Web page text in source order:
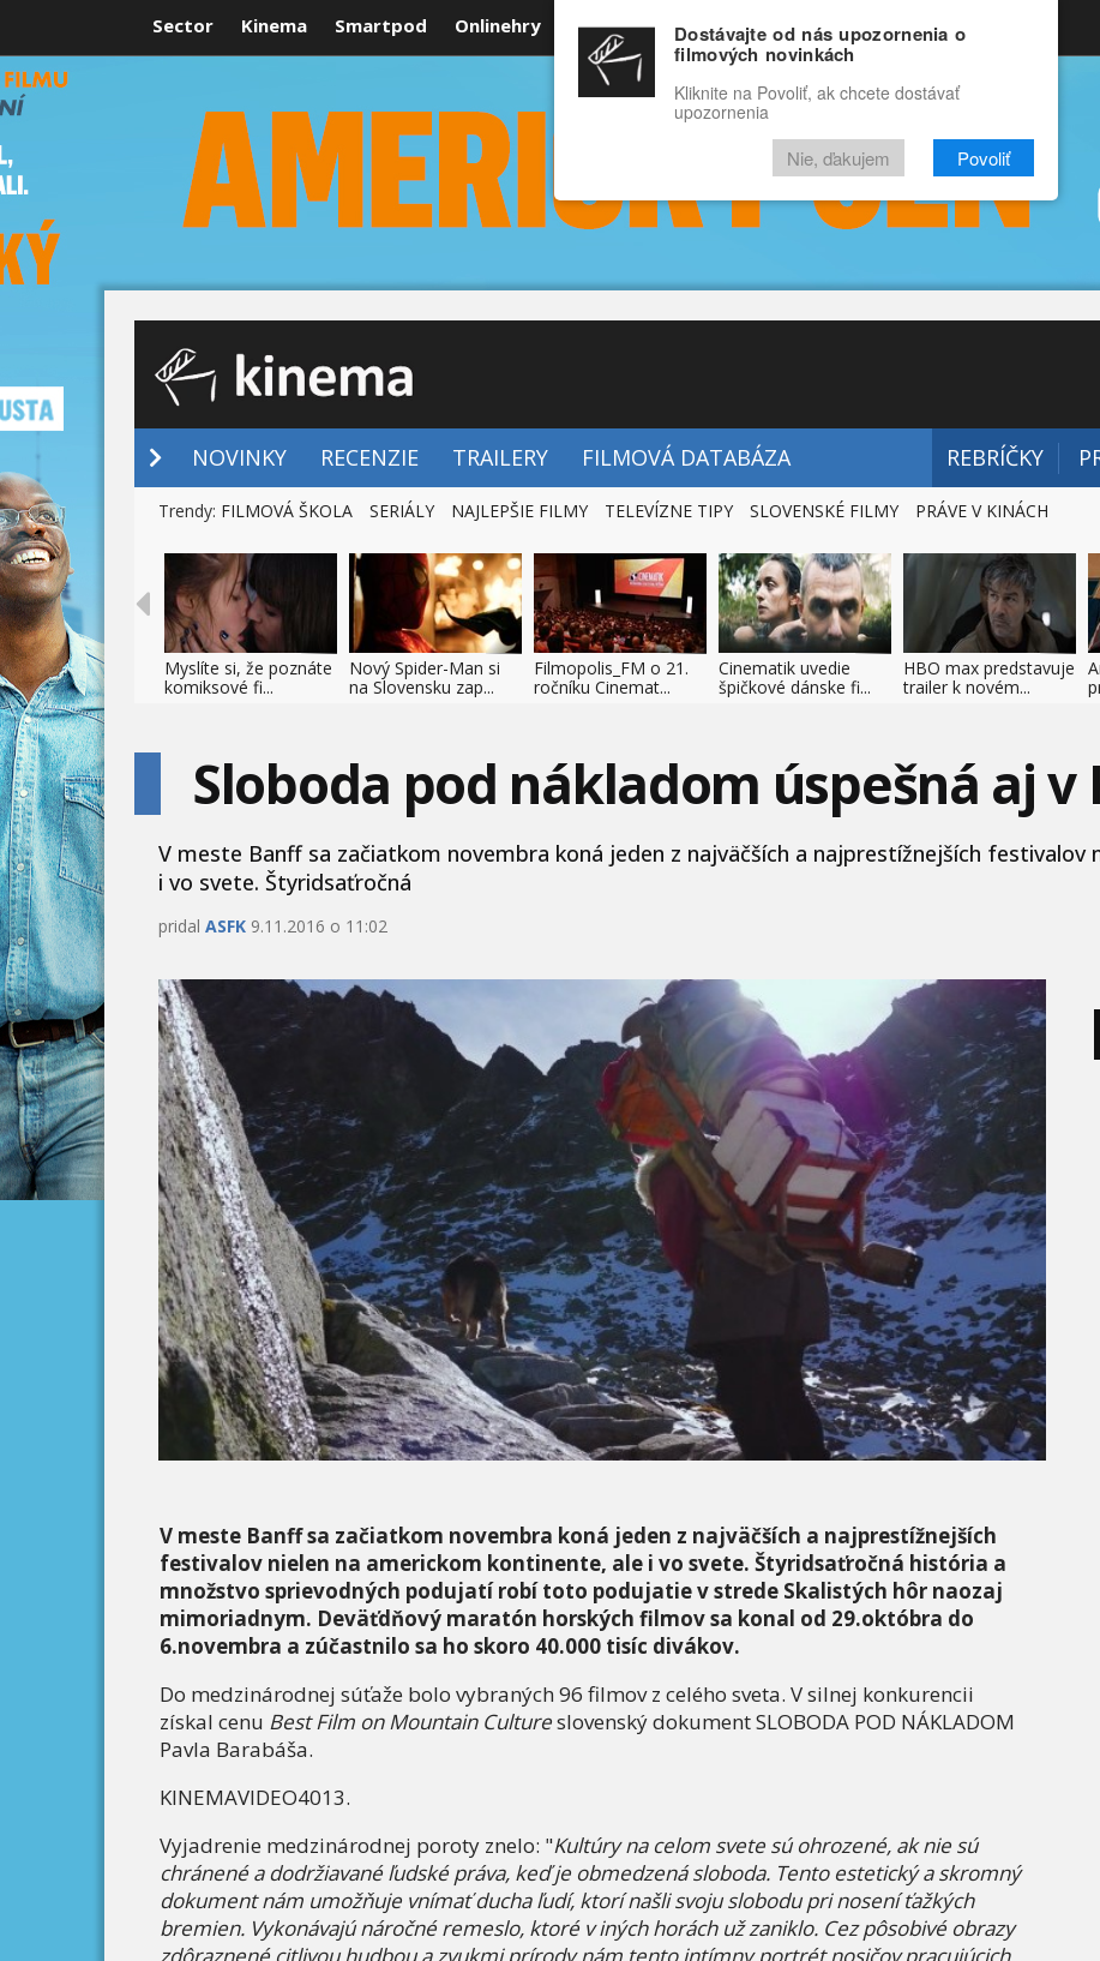
Sector Kinema Smartpod Onlinehry Rozprávky Funny Docu
RECENZIE VIDEÁ FILMY
NOVINKY RECENZIE TRAILERY FILMOVÁ DATABÁZA REBRÍČKY
Trendy: FILMOVÁ ŠKOLA SERIÁLY NAJLEPŠIE FILMY TELEVÍZNE TIPY SLOVENSKÉ FILMY PRÁVE V KINÁCH
Myslíte si, že poznáte
komiksové fi...
Nový Spider-Man si
na Slovensku zap...
Filmopolis_FM o 21.
ročníku Cinemat...
Cinematik uvedie
špičkové dánske fi...
HBO max predstavuje
trailer k novém...
Sloboda pod nákladom úspešná aj v
V meste Banff sa začiatkom novembra koná jeden z najväčších a najprestížnejších festivalov
i vo svete. Štyridsaťročná
pridal ASFK 9.11.2016 o 11:02
V meste Banff sa začiatkom novembra koná jeden z najväčších a najprestížnejších
festivalov nielen na americkom kontinente, ale i vo svete. Štyridsaťročná história a
množstvo sprievodných podujatí robí toto podujatie v strede Skalistých hôr naozaj
mimoriadnym. Deväťdňový maratón horských filmov sa konal od 29.októbra do
6.novembra a zúčastnilo sa ho skoro 40.000 tisíc divákov.
Do medzinárodnej súťaže bolo vybraných 96 filmov z celého sveta. V silnej konkurencii
získal cenu Best Film on Mountain Cultureslovenský dokument SLOBODA POD NÁKLADOM
Pavla Barabáša.
KINEMAVIDEO4013.
Vyjadrenie medzinárodnej poroty znelo: "Kultúry na celom svete sú ohrozené, ak nie sú
chránené a dodržiavané ľudské práva, keď je obmedzená sloboda. Tento estetický a skromný
dokument nám umožňuje vnímať ducha ľudí, ktorí našli svoju slobodu pri nosení ťažkých
bremien. Vykonávajú náročné remeslo, ktoré v iných horách už zaniklo. Cez pôsobivé obrazy
Dostávajte od nás upozornenia o
filmových novinkách
Kliknite na Povoliť, ak chcete dostávať
upozornenia
Nie, ďakujem Povoliť